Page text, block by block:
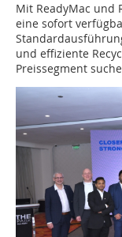
Mit ReadyMac und
eine sofort
und effiziente
Preissegment